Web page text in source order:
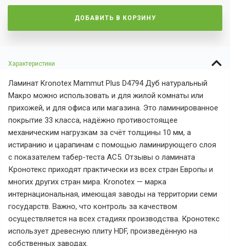
ДОБАВИТЬ В КОРЗИНУ
Характеристики
Ламинат Kronotex Mammut Plus D4794 Дуб натуральный
Макро можно использовать и для жилой комнаты или
прихожей, и для офиса или магазина. Это ламинированное
покрытие 33 класса, надёжно противостоящее
механическим нагрузкам за счёт толщины 10 мм, а
истиранию и царапинам с помощью ламинирующего слоя
с показателем табер-теста AC5. Отзывы о ламината
Кронотекс приходят практически из всех стран Европы и
многих других стран мира. Kronotex — марка
интернациональная, имеющая заводы на территории семи
государств. Важно, что контроль за качеством
осуществляется на всех стадиях производства. Кронотекс
использует древесную плиту HDF, произведённую на
собственных заводах.